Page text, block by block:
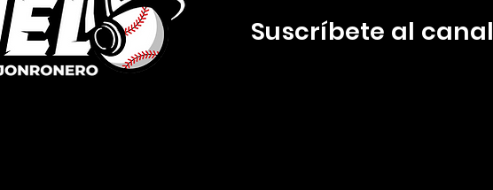
Suscríbete al canal